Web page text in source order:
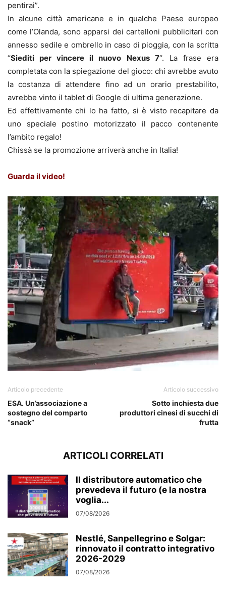
pentirai”.
In alcune città americane e in qualche Paese europeo
come l’Olanda, sono apparsi dei cartelloni pubblicitari con
annesso sedile e ombrello in caso di pioggia, con la scritta
“Siediti per vincere il nuovo Nexus 7“. La frase era
completata con la spiegazione del gioco: chi avrebbe avuto
la costanza di attendere fino ad un orario prestabilito,
avrebbe vinto il tablet di Google di ultima generazione.
Ed effettivamente chi lo ha fatto, si è visto recapitare da
uno speciale postino motorizzato il pacco contenente
l’ambito regalo!
Chissà se la promozione arriverà anche in Italia!
Guarda il video!
Articolo precedente
ESA. Un’associazione a
sostegno del comparto
“snack”
Articolo successivo
Sotto inchiesta due
produttori cinesi di succhi di
frutta
ARTICOLI CORRELATI
Il distributore automatico che
prevedeva il futuro (e la nostra
voglia...
07/08/2026
Nestlé, Sanpellegrino e Solgar:
rinnovato il contratto integrativo
2026-2029
07/08/2026